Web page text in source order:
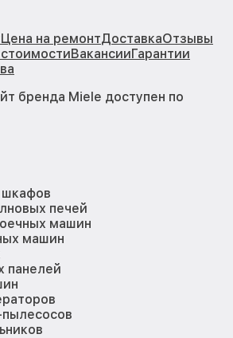
Цена на ремонтДоставкаОтзывы
ВакансииГарантии
бренда Miele доступен по
печей
машин
машин
панелей